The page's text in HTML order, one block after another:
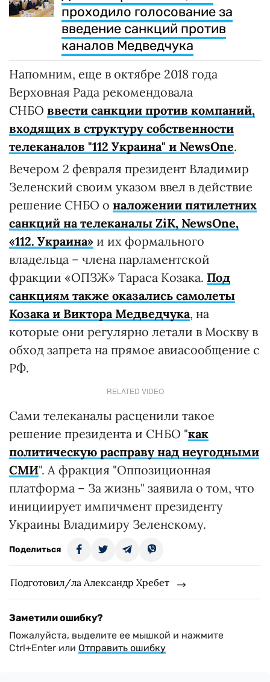
проходило голосование за
введение санкций против
каналов Медведчука
Напомним, еще в октябре 2018 года
Верховная Рада рекомендовала
СНБО ввести санкции против компаний,
входящих в структуру собственности
телеканалов "112 Украина" и NewsOne.
Вечером 2 февраля президент Владимир
Зеленский своим указом ввел в действие
решение СНБО о наложении пятилетних
санкций на телеканалы ZiK, NewsOne,
«112. Украина» и их формального
владельца – члена парламентской
фракции «ОПЗЖ» Тараса Козака. Под
санкциям также оказались самолеты
Козака и Виктора Медведчука, на
которые они регулярно летали в Москву в
обход запрета на прямое авиасообщение с
РФ.
RELATED VIDEO
Сами телеканалы расценили такое
решение президента и СНБО "как
политическую расправу над неугодными
СМИ". А фракция "Оппозиционная
платформа – За жизнь" заявила о том, что
инициирует импичмент президенту
Украины Владимиру Зеленскому.
Поделиться
Подготовил/ла Александр Хребет
Заметили ошибку?
Пожалуйста, выделите ее мышкой и нажмите
Ctrl+Enter или Отправить ошибку